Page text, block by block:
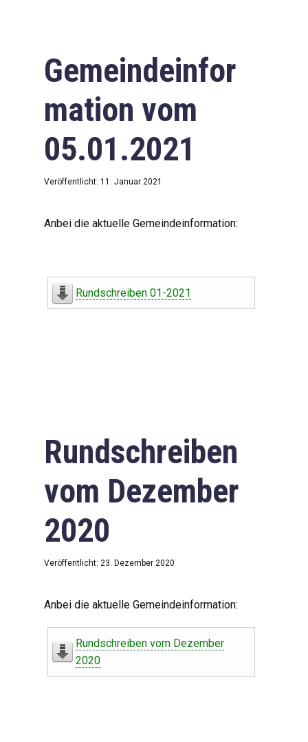
Gemeindeinfor
mation vom
05.01.2021
Veröffentlicht: 11. Januar 2021
Anbei die aktuelle Gemeindeinformation:
Rundschreiben 01-2021
Rundschreiben
vom Dezember
2020
Veröffentlicht: 23. Dezember 2020
Anbei die aktuelle Gemeindeinformation:
Rundschreiben vom Dezember
2020